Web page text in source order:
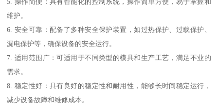
维护。
6. 安全可靠：配备了多种安全保护装置，如过热保护、过载保护、
漏电保护等，确保设备的安全运行。
7. 适用范围广：可适用于不同类型的模具和生产工艺，满足不业的
需求。
8. 稳定性好：具有良好的稳定性和耐用性，能够长时间稳定运行，
减少设备故障和维修成本。